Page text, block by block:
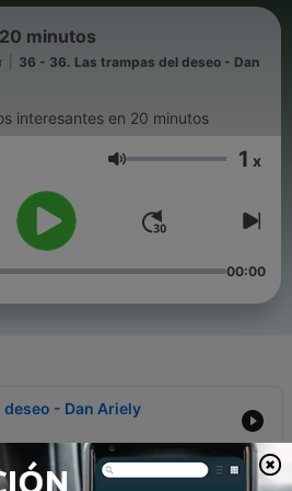
minutos
36 - 36. Las trampas del deseo - Dan
interesantes en 20 minutos
Volumen 1 x
00:00
- Dan Ariely
Ilustración - Steven Pinker